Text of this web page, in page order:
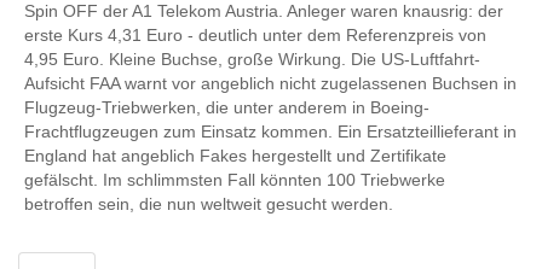
Spin OFF der A1 Telekom Austria. Anleger waren knausrig: der
erste Kurs 4,31 Euro - deutlich unter dem Referenzpreis von
4,95 Euro. Kleine Buchse, große Wirkung. Die US-Luftfahrt-
Aufsicht FAA warnt vor angeblich nicht zugelassenen Buchsen in
Flugzeug-Triebwerken, die unter anderem in Boeing-
Frachtflugzeugen zum Einsatz kommen. Ein Ersatzteillieferant in
England hat angeblich Fakes hergestellt und Zertifikate
gefälscht. Im schlimmsten Fall könnten 100 Triebwerke
betroffen sein, die nun weltweit gesucht werden.